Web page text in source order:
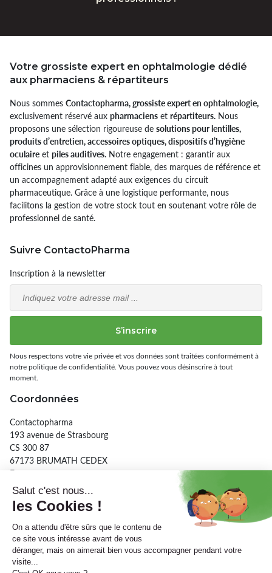
Votre grossiste expert en ophtalmologie dédié
aux pharmaciens & répartiteurs
Nous sommes Contactopharma, grossiste expert en ophtalmologie,
exclusivement réservé aux pharmaciens et répartiteurs. Nous
proposons une sélection rigoureuse de solutions pour lentilles,
produits d’entretien, accessoires optiques, dispositifs d’hygiène
oculaire et piles auditives. Notre engagement : garantir aux
officines un approvisionnement fiable, des marques de référence et
un accompagnement adapté aux exigences du circuit
pharmaceutique. Grâce à une logistique performante, nous
facilitons la gestion de votre stock tout en soutenant votre rôle de
professionnel de santé.
Suivre ContactoPharma
Inscription à la newsletter
Email
S’inscrire
Nous respectons votre vie privée et vos données sont traitées conformément à
notre politique de confidentialité. Vous pouvez vous désinscrire à tout
moment.
Coordonnées
Contactopharma
193 avenue de Strasbourg
CS 300 87
67173 BRUMATH CEDEX
France
03 90 29 26 56
A propos